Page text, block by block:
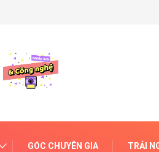
GÓC CHUYÊN GIA TRẢI